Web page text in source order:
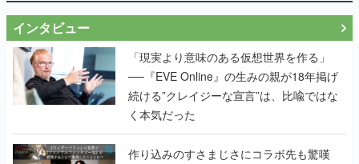
インタビュー
「現実より意味のある仮想世界を作る」
──『EVE Online』の生みの親が18年掲げ
続ける”クレイジーな宣言”は、比喩ではな
く本気だった
作り込みのすさまじさにコラボ先も驚嘆